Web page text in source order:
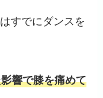
すでにダンスを
響で膝を痛めて